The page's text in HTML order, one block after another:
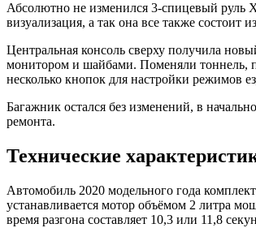
Абсолютно не изменился 3-спицевый руль
визуализация, а так она все также
Центральная консоль сверху получила
монитором и шайбами. Поменяли тоннель,
несколько кнопок для настройки режимов
Багажник остался без изменений, в
ремонта.
Технические
Автомобиль 2020 модельного года
устанавливается мотор объёмом 2 литра
время разгона составляет 10,3 или 11,8